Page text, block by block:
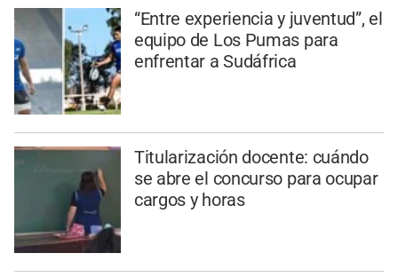
“Entre experiencia y juventud”, el
equipo de Los Pumas para
enfrentar a Sudáfrica
Titularización docente: cuándo
se abre el concurso para ocupar
cargos y horas